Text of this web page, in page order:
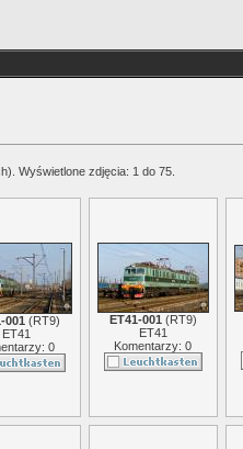
Wyświetlone zdjęcia: 1 do 75.
001 (RT9)
ET41
0
ET41-001 (RT9)
ET41
Komentarzy: 0